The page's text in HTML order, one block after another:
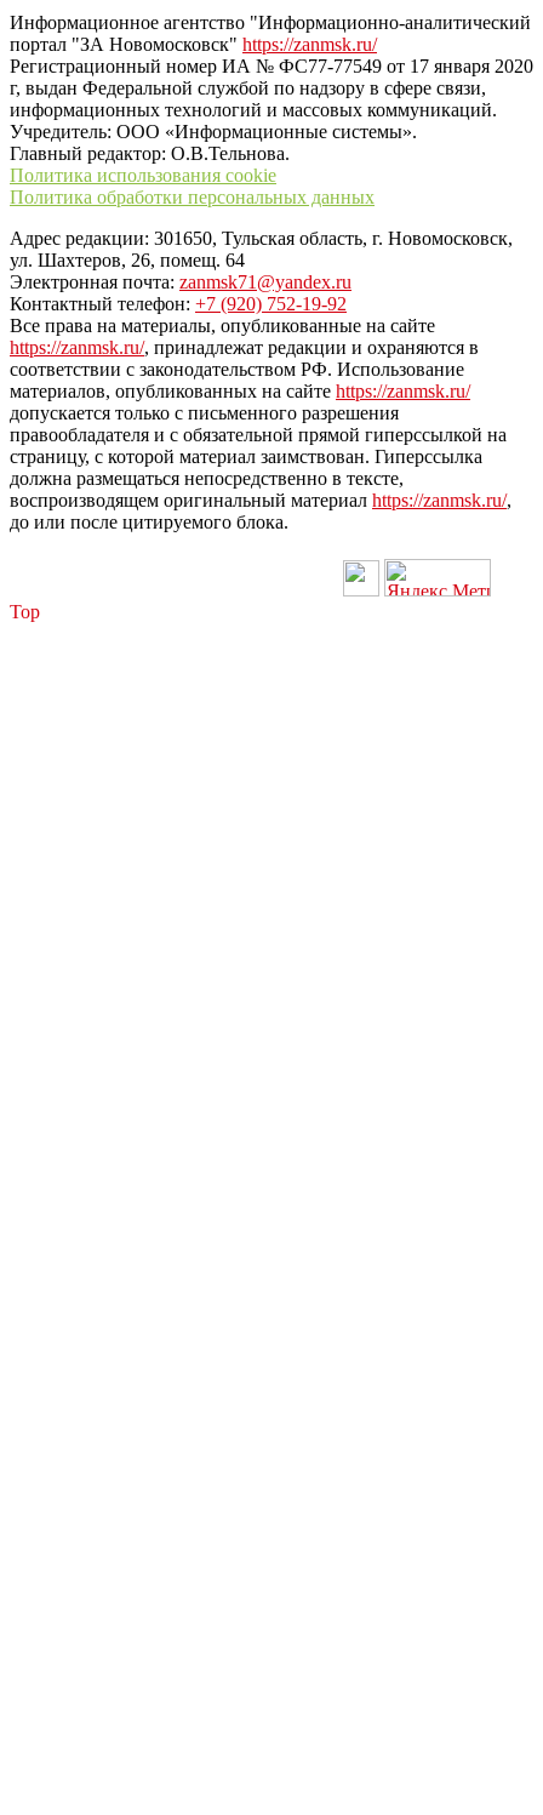
Информационное агентство "Информационно-аналитический
портал "ЗА Новомосковск" https://zanmsk.ru/
Регистрационный номер ИА № ФС77-77549 от 17 января 2020
г, выдан Федеральной службой по надзору в сфере связи,
информационных технологий и массовых коммуникаций.
Учредитель: ООО «Информационные системы».
Главный редактор: О.В.Тельнова.
Политика использования cookie
Политика обработки персональных данных
Адрес редакции: 301650, Тульская область, г. Новомосковск,
ул. Шахтеров, 26, помещ. 64
Электронная почта: zanmsk71@yandex.ru
Контактный телефон: +7 (920) 752-19-92
Все права на материалы, опубликованные на сайте
https://zanmsk.ru/, принадлежат редакции и охраняются в
соответствии с законодательством РФ. Использование
материалов, опубликованных на сайте https://zanmsk.ru/
допускается только с письменного разрешения
правообладателя и с обязательной прямой гиперссылкой на
страницу, с которой материал заимствован. Гиперссылка
должна размещаться непосредственно в тексте,
воспроизводящем оригинальный материал https://zanmsk.ru/,
до или после цитируемого блока.
Top